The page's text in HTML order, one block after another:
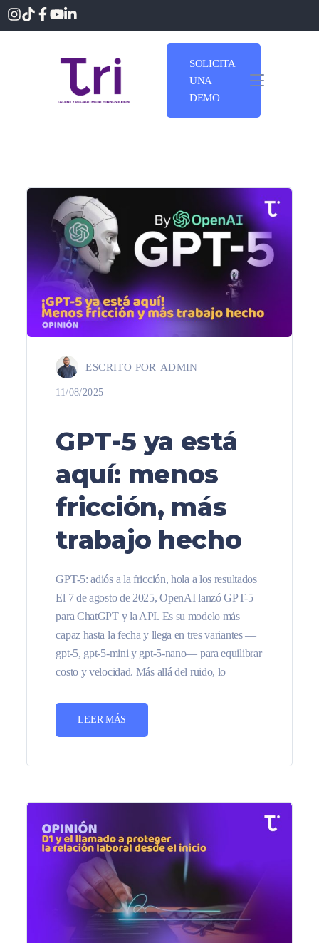
SOLICITA
UNA
DEMO
ESCRITO POR ADMIN
11/08/2025
GPT-5 ya está
aquí: menos
fricción, más
trabajo hecho
GPT-5: adiós a la fricción, hola a los resultados
El 7 de agosto de 2025, OpenAI lanzó GPT-5
para ChatGPT y la API. Es su modelo más
capaz hasta la fecha y llega en tres variantes —
gpt-5, gpt-5-mini y gpt-5-nano— para equilibrar
costo y velocidad. Más allá del ruido, lo
LEER MÁS